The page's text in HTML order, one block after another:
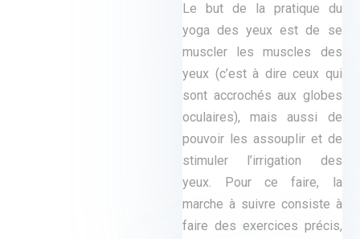
Le but de la pratique du
yoga des yeux est de se
muscler les muscles des
yeux (c’est à dire ceux qui
sont accrochés aux globes
oculaires), mais aussi de
pouvoir les assouplir et de
stimuler l’irrigation des
yeux. Pour ce faire, la
marche à suivre consiste à
faire des exercices précis,